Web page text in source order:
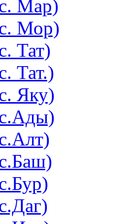
Мар)
Мор)
Тат)
Тат.)
Яку)